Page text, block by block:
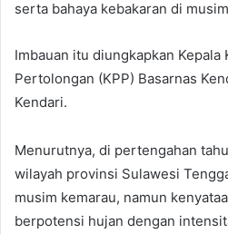
serta bahaya kebakaran di
Imbauan itu diungkapkan Kepala
Pertolongan (KPP) Basarnas
Kendari.
Menurutnya, di pertengahan
wilayah provinsi Sulawesi
musim kemarau, namun
berpotensi hujan dengan